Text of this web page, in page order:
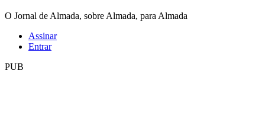
O Jornal de Almada, sobre Almada, para Almada
Assinar
Entrar
PUB